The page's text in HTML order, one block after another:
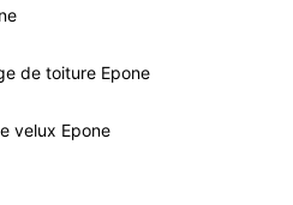
de toiture Epone
velux Epone